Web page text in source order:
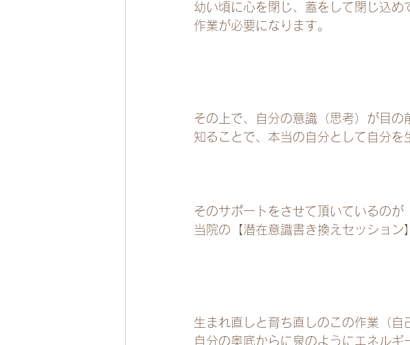
幼い頃に心を閉じ、蓋をして閉じ込
作業が必要になります。
その上で、自分の意識（思考）が目
知ることで、本当の自分として自分を
そのサポートをさせて頂いているのが
当院の【潜在意識書き換えセッション
生まれ直しと育ち直しのこの作業（
自分の奥底からに泉のようにエネルギ